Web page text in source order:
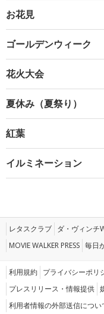
お花見
ゴールデンウィーク
花火大会
夏休み（夏祭り）
紅葉
イルミネーション
レタスクラブ ダ・ヴィンチ
MOVIE WALKER PRESS 毎日
利用規約 プライバシーポリ
プレスリリース・情報提供
利用者情報の外部送信につい